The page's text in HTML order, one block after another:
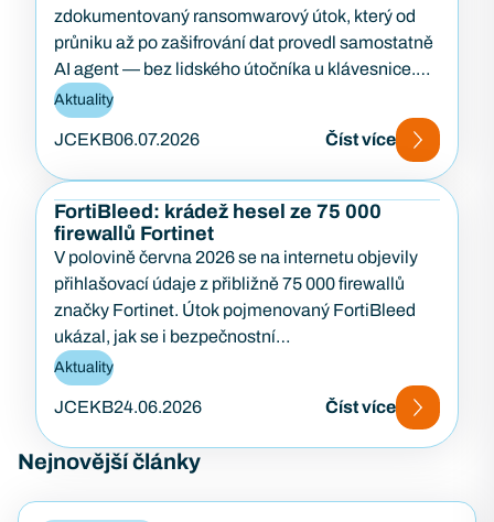
zdokumentovaný ransomwarový útok, který od
průniku až po zašifrování dat provedl samostatně
AI agent — bez lidského útočníka u klávesnice.
Případ…
Aktuality
JCEKB06.07.2026 Číst více
FortiBleed: krádež hesel ze 75 000
firewallů Fortinet
V polovině června 2026 se na internetu objevily
přihlašovací údaje z přibližně 75 000 firewallů
značky Fortinet. Útok pojmenovaný FortiBleed
ukázal, jak se i bezpečnostní…
Aktuality
JCEKB24.06.2026 Číst více
Nejnovější články